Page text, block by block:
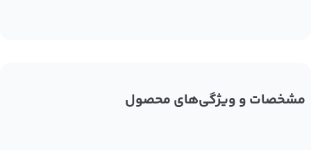
مشخصات و ویژگی‌های محصول